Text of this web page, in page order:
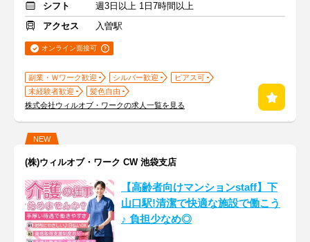
シフト
週3日以上 1日7時間以上
アクセス
入曽駅
オンライン面接可
副業・Ｗワーク歓迎 シルバー歓迎
ピアス可
未経験者歓迎
髪色自由
株式会社ウィルオブ・ワークの求人一覧を見る
NEW
(株)ウィルオブ・ワーク CW 池袋支店
【高齢者向けマンションstaff】下
山口駅!清潔で快適な施設で働こう
♪ 負担少なめ◎